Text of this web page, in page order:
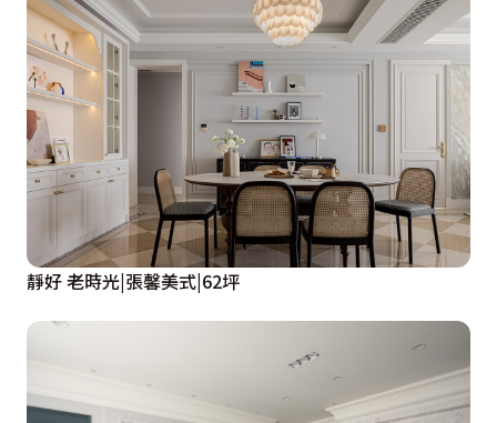
靜好 老時光|張馨美式|62坪